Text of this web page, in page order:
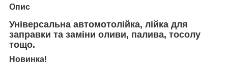
Опис
Універсальна автомотолійка, лійка для
заправки та заміни оливи, палива, тосолу
тощо.
Новинка!